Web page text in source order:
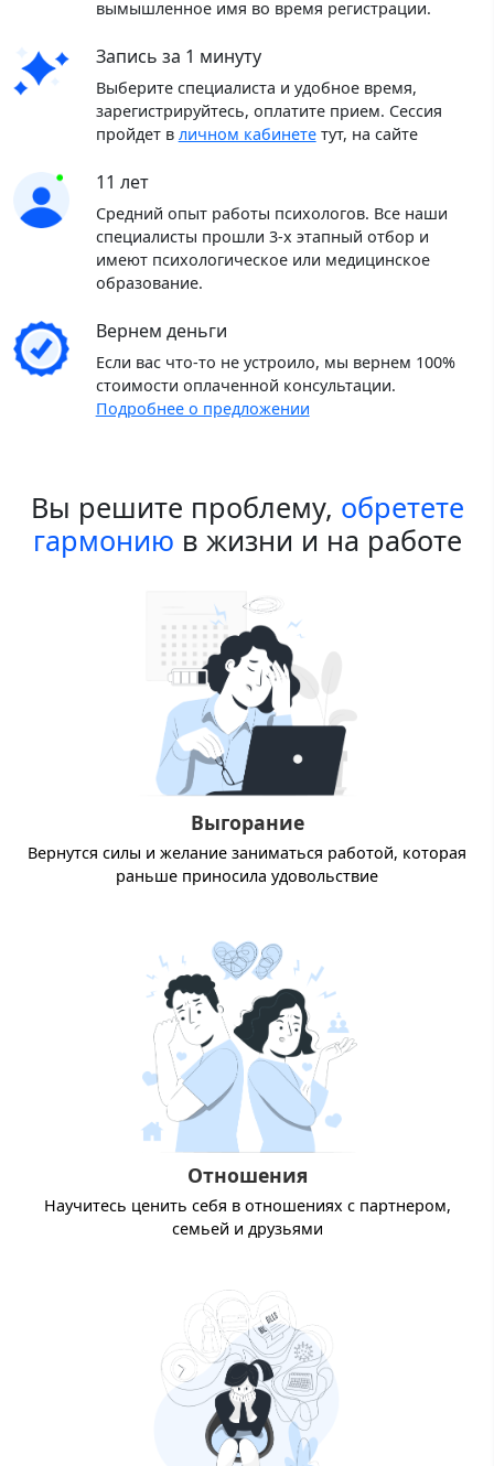
вымышленное имя во время регистрации.
Запись за 1 минуту
Выберите специалиста и удобное время,
зарегистрируйтесь, оплатите прием. Сессия
пройдет в личном кабинететут, на сайте
11 лет
Средний опыт работы психологов. Все наши
специалисты прошли 3-х этапный отбор и
имеют психологическое или медицинское
образование.
Вернем деньги
Если вас что-то не устроило, мы вернем 100%
стоимости оплаченной консультации.
Подробнее о предложении
Вы решите проблему, обретете
гармонию в жизни и на работе
Выгорание
Вернутся силы и желание заниматься работой, которая
раньше приносила удовольствие
Отношения
Научитесь ценить себя в отношениях с партнером,
семьей и друзьями